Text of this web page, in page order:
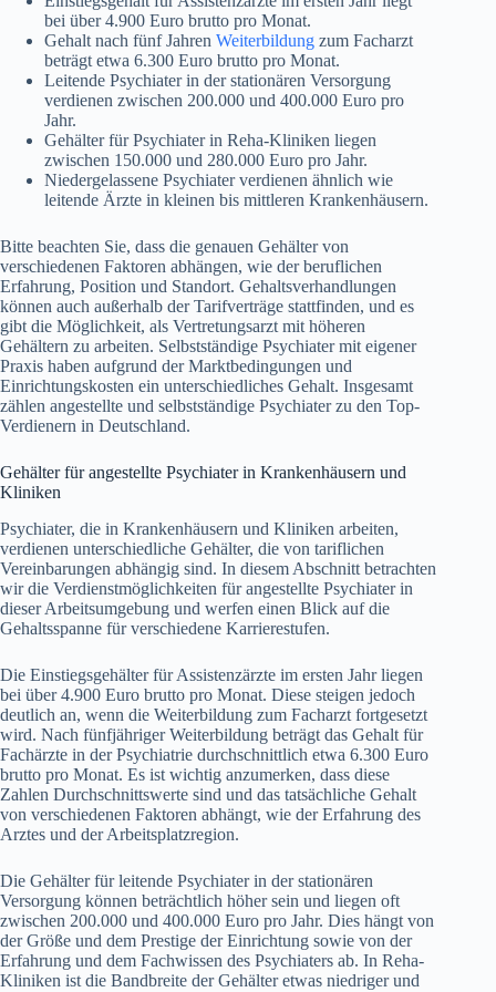
bei über 4.900 Euro brutto pro Monat.
Gehalt nach fünf Jahren Weiterbildung zum Facharzt
beträgt etwa 6.300 Euro brutto pro Monat.
Leitende Psychiater in der stationären Versorgung
verdienen zwischen 200.000 und 400.000 Euro pro
Jahr.
Gehälter für Psychiater in Reha-Kliniken liegen
zwischen 150.000 und 280.000 Euro pro Jahr.
Niedergelassene Psychiater verdienen ähnlich wie
leitende Ärzte in kleinen bis mittleren Krankenhäusern.
Bitte beachten Sie, dass die genauen Gehälter von
verschiedenen Faktoren abhängen, wie der beruflichen
Erfahrung, Position und Standort. Gehaltsverhandlungen
können auch außerhalb der Tarifverträge stattfinden, und es
gibt die Möglichkeit, als Vertretungsarzt mit höheren
Gehältern zu arbeiten. Selbstständige Psychiater mit eigener
Praxis haben aufgrund der Marktbedingungen und
Einrichtungskosten ein unterschiedliches Gehalt. Insgesamt
zählen angestellte und selbstständige Psychiater zu den Top-
Verdienern in Deutschland.
Gehälter für angestellte Psychiater in Krankenhäusern und
Kliniken
Psychiater, die in Krankenhäusern und Kliniken arbeiten,
verdienen unterschiedliche Gehälter, die von tariflichen
Vereinbarungen abhängig sind. In diesem Abschnitt betrachten
wir die Verdienstmöglichkeiten für angestellte Psychiater in
dieser Arbeitsumgebung und werfen einen Blick auf die
Gehaltsspanne für verschiedene Karrierestufen.
Die Einstiegsgehälter für Assistenzärzte im ersten Jahr liegen
bei über 4.900 Euro brutto pro Monat. Diese steigen jedoch
deutlich an, wenn die Weiterbildung zum Facharzt fortgesetzt
wird. Nach fünfjähriger Weiterbildung beträgt das Gehalt für
Fachärzte in der Psychiatrie durchschnittlich etwa 6.300 Euro
brutto pro Monat. Es ist wichtig anzumerken, dass diese
Zahlen Durchschnittswerte sind und das tatsächliche Gehalt
von verschiedenen Faktoren abhängt, wie der Erfahrung des
Arztes und der Arbeitsplatzregion.
Die Gehälter für leitende Psychiater in der stationären
Versorgung können beträchtlich höher sein und liegen oft
zwischen 200.000 und 400.000 Euro pro Jahr. Dies hängt von
der Größe und dem Prestige der Einrichtung sowie von der
Erfahrung und dem Fachwissen des Psychiaters ab. In Reha-
Kliniken ist die Bandbreite der Gehälter etwas niedriger und